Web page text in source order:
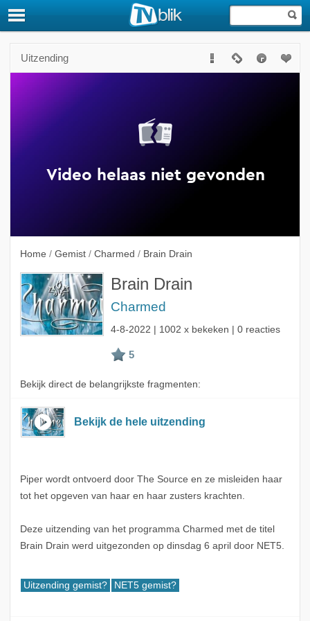
Uitzending
Home / Gemist / Charmed / Brain Drain
Brain Drain
Charmed
4-8-2022 | 1002 x bekeken | 0 reacties
Bekijk direct de belangrijkste fragmenten:
Bekijk de hele uitzending
Piper wordt ontvoerd door The Source en ze misleiden haar
tot het opgeven van haar en haar zusters krachten.
Deze uitzending van het programma Charmed met de titel
Brain Drain werd uitgezonden op dinsdag 6 april door NET5.
Uitzending gemist? NET5 gemist?